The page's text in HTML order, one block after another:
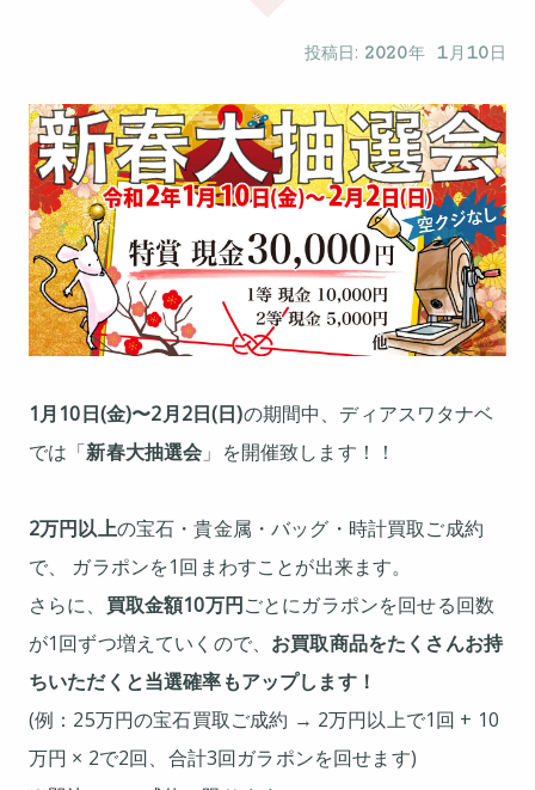
投稿日: 2020年 1 月 10 日
1月10日(金)〜2月2日(日)の期間中、ディアスワタナベ
では「新春大抽選会 」を開催致します！！
2万円以上の宝石・貴金属・バッグ・時計買取ご成約
で、 ガラポンを1回まわすことが出来ます。
さらに、 買取金額10万円ごとにガラポンを回せる回数
が1回ずつ増えていくので、 お買取商品をたくさんお持
ちいただくと当選確率もアップします！
(例：25万円の宝石買取ご成約 → 2万円以上で1回 + 10
万円 × 2で2回、合計3回ガラポンを回せます)